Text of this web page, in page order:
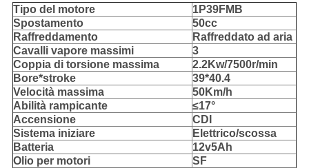
Tipo del motore
1P39FMB
Spostamento
50cc
Raffreddamento
Raffreddato ad aria
Cavalli vapore massimi
3
Coppia di torsione massima
2.2Kw/7500r/min
Bore*stroke
39*40.4
Velocità massima
50Km/h
Abilità rampicante
≤17°
Accensione
CDI
Sistema iniziare
Elettrico/scossa
Batteria
12v5Ah
Olio per motori
SF